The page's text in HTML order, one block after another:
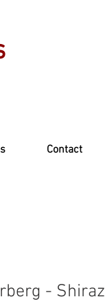
Contact
- Shiraz